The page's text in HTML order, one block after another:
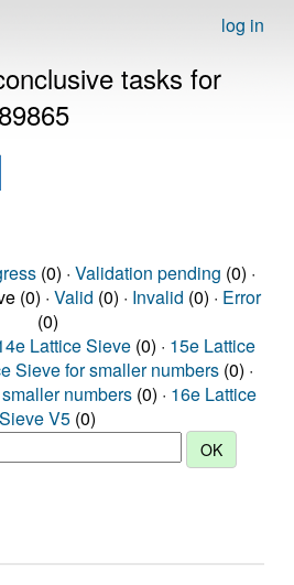
log in
tasks for
(0) · Validation pending (0) ·
(0) · Valid (0) · Invalid (0) · Error
(0)
Lattice Sieve (0) · 15e Lattice
Sieve for smaller numbers (0) ·
numbers (0) · 16e Lattice
Sieve V5 (0)